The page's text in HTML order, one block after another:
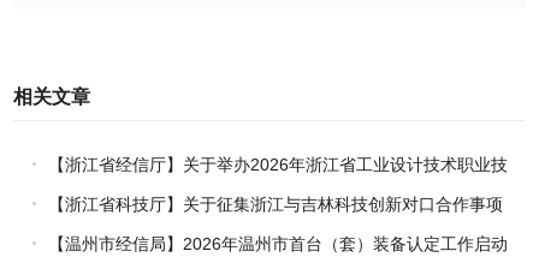
相关文章
【浙江省经信厅】关于举办2026年浙江省工业设计技术职业技
能竞赛的通知
【浙江省科技厅】关于征集浙江与吉林科技创新对口合作事项
的通知【温州市经信局】2026年温州市首台（套）装备认定工作启动